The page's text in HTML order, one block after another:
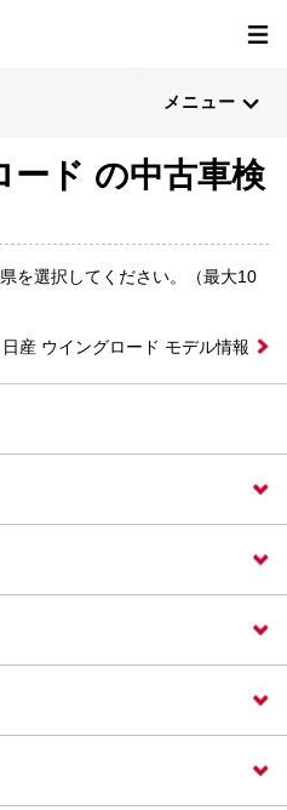
メニュー
ード の中古車検
を選択してください。（最大10
日産 ウイングロード モデル情報